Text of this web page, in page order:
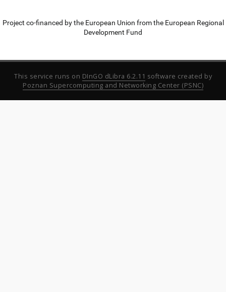
Project co-financed by the European Union from the European Regional
Development Fund
This service runs on DInGO dLibra 6.2.11 software created by
Poznan Supercomputing and Networking Center (PSNC)